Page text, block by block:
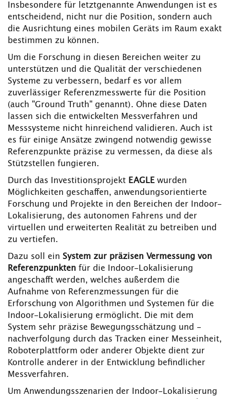
Insbesondere für letztgenannte Anwendungen ist es
entscheidend, nicht nur die Position, sondern auch
die Ausrichtung eines mobilen Geräts im Raum exakt
bestimmen zu können.
Um die Forschung in diesen Bereichen weiter zu
unterstützen und die Qualität der verschiedenen
Systeme zu verbessern, bedarf es vor allem
zuverlässiger Referenzmesswerte für die Position
(auch "Ground Truth" genannt). Ohne diese Daten
lassen sich die entwickelten Messverfahren und
Messsysteme nicht hinreichend validieren. Auch ist
es für einige Ansätze zwingend notwendig gewisse
Referenzpunkte präzise zu vermessen, da diese als
Stützstellen fungieren.
Durch das Investitionsprojekt EAGLE wurden
Möglichkeiten geschaffen, anwendungsorientierte
Forschung und Projekte in den Bereichen der Indoor-
Lokalisierung, des autonomen Fahrens und der
virtuellen und erweiterten Realität zu betreiben und
zu vertiefen.
Dazu soll ein System zur präzisen Vermessung von
Referenzpunkten für die Indoor-Lokalisierung
angeschafft werden, welches außerdem die
Aufnahme von Referenzmessungen für die
Erforschung von Algorithmen und Systemen für die
Indoor-Lokalisierung ermöglicht. Die mit dem
System sehr präzise Bewegungsschätzung und -
nachverfolgung durch das Tracken einer Messeinheit,
Roboterplattform oder anderer Objekte dient zur
Kontrolle anderer in der Entwicklung befindlicher
Messverfahren.
Um Anwendungsszenarien der Indoor-Lokalisierung